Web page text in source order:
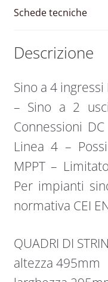
Schede tecniche
Descrizione
Sino a 4
– Sino a 2
Connessioni
Linea 4 –
MPPT –
Per impianti
normativa CEI
QUADRI DI
altezza 495mm